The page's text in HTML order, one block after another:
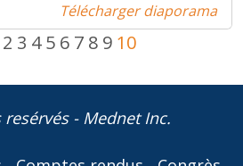
Télécharger diaporama
2 3 4 5 6 7 8 9 10
- Mednet Inc.